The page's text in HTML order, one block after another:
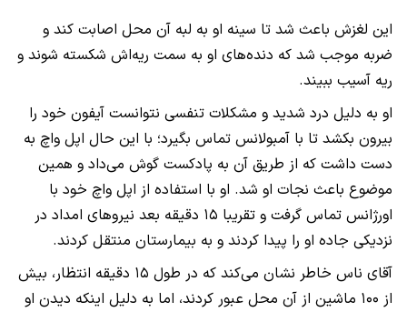
این لغزش باعث شد تا سینه او به لبه آن محل اصابت کند و
ضربه موجب شد که دنده‌های او به سمت ریه‌اش شکسته شوند و
ریه آسیب ببیند.
او به دلیل درد شدید و مشکلات تنفسی نتوانست آیفون خود را
بیرون بکشد تا با آمبولانس تماس بگیرد؛ با این حال اپل واچ به
دست داشت که از طریق آن به پادکست گوش می‌داد و همین
موضوع باعث نجات او شد. او با استفاده از اپل واچ خود با
اورژانس تماس گرفت و تقریبا ۱۵ دقیقه بعد نیروهای امداد در
نزدیکی جاده او را پیدا کردند و به بیمارستان منتقل کردند.
آقای ناس خاطر نشان می‌کند که در طول ۱۵ دقیقه انتظار، بیش
از ۱۰۰ ماشین از آن محل عبور کردند، اما به دلیل اینکه دیدن او